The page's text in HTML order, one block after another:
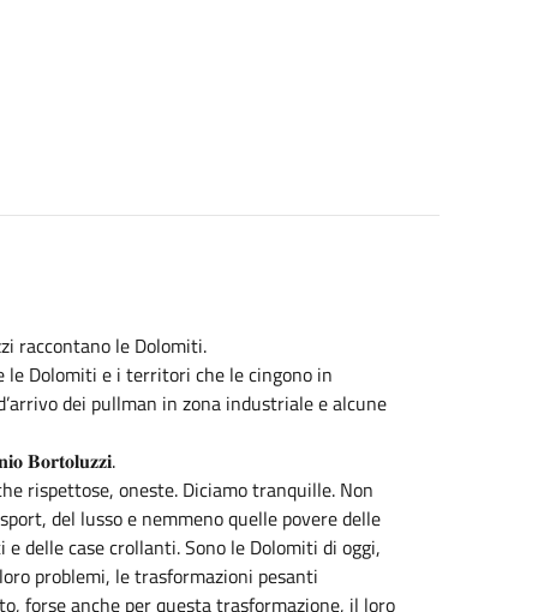
raccontano le Dolomiti.
le Dolomiti e i territori che le cingono in
dei pullman in zona industriale e alcune
𝐁𝐨𝐫𝐭𝐨𝐥𝐮𝐳𝐳𝐢.
rispettose, oneste. Diciamo tranquille. Non
del lusso e nemmeno quelle povere delle
delle case crollanti. Sono le Dolomiti di oggi,
problemi, le trasformazioni pesanti
forse anche per questa trasformazione, il loro